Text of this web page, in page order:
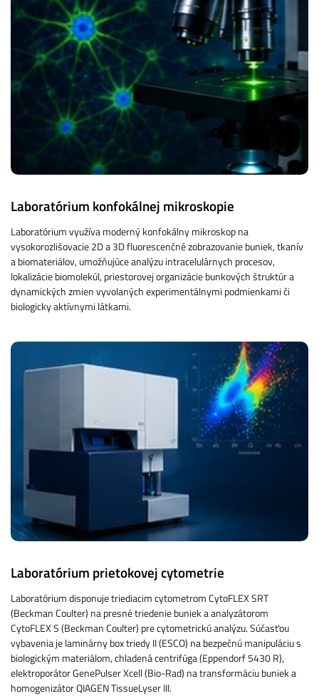
Laboratórium konfokálnej mikroskopie
Laboratórium využíva moderný konfokálny mikroskop na
vysokorozlišovacie 2D a 3D fluorescenčné zobrazovanie buniek, tkanív
a biomateriálov, umožňujúce analýzu intracelulárnych procesov,
lokalizácie biomolekúl, priestorovej organizácie bunkových štruktúr a
dynamických zmien vyvolaných experimentálnymi podmienkami či
biologicky aktívnymi látkami.
Laboratórium prietokovej cytometrie
Laboratórium disponuje triediacim cytometrom CytoFLEX SRT
(Beckman Coulter) na presné triedenie buniek a analyzátorom
CytoFLEX S (Beckman Coulter) pre cytometrickú analýzu. Súčasťou
vybavenia je laminárny box triedy II (ESCO) na bezpečnú manipuláciu s
biologickým materiálom, chladená centrifúga (Eppendorf 5430 R),
elektroporátor GenePulser Xcell (Bio-Rad) na transformáciu buniek a
homogenizátor QIAGEN TissueLyser III.